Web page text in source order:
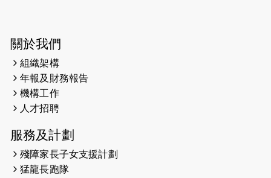
2025-03-21
2025-02-20
2025-02-06
馬拉松與猛龍國際共融大使Lukas
關於我們
組織架構
年報及財務報告
機構工作
人才招聘
服務及計劃
殘障家長子女支援計劃
猛龍長跑隊